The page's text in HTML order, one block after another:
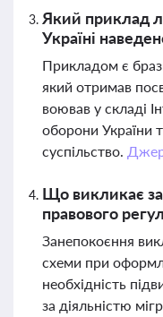
Який приклад
Україні
Прикладом є
який отримав
воював у складі
оборони України
суспільство.
Що викликає
правового
Занепокоєння
схеми при
необхідність
за діяльністю